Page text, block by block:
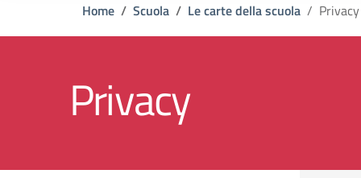
Home Scuola Le carte della scuola Privacy
Privacy